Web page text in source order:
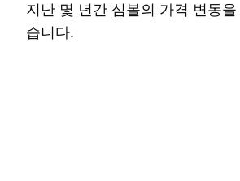
지난 몇 년간 심볼의 가격 변동
습니다.